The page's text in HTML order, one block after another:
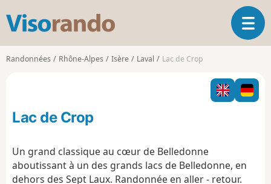
s
o
O
u
i
r
l
Randonnées Rhône-Alpes Isère Laval Lac de Crop
Lac de Crop
Un grand classique au cœur de Belledonne
aboutissant à un des grands lacs de Belledonne, en
dehors des Sept Laux. Randonnée en aller - retour.